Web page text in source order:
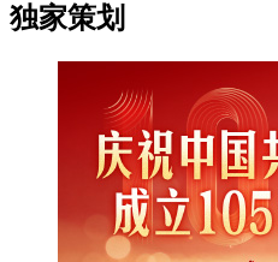
独家策划